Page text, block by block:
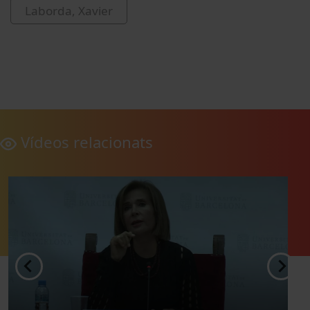
Laborda, Xavier
Vídeos relacionats